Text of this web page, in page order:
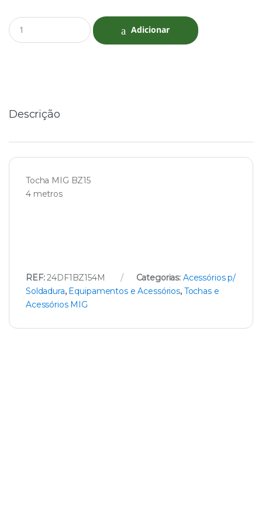
Q
u
Adicionar
Descrição
Tocha MIG BZ15
4 metros
REF:24DF1BZ154M Categorias: Acessórios p/
Soldadura, Equipamentos e Acessórios, Tochas e
Acessórios MIG